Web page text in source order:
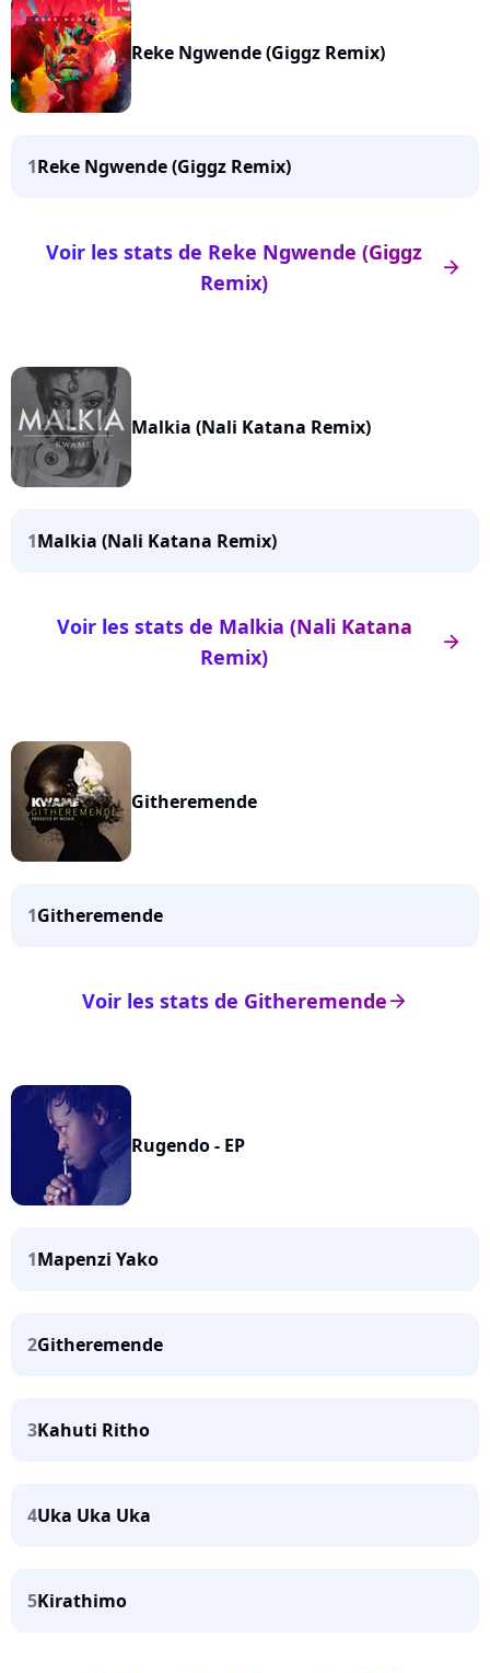
Reke Ngwende (Giggz Remix)
1Reke Ngwende (Giggz Remix)
arrow_right
Voir les stats de Reke Ngwende (Giggz
Remix)
Malkia (Nali Katana Remix)
1Malkia (Nali Katana Remix)
arrow_right
Voir les stats de Malkia (Nali Katana
Remix)
Githeremende
1Githeremende
arrow_right
Voir les stats de Githeremende
Rugendo - EP
1Mapenzi Yako
2Githeremende
3Kahuti Ritho
4Uka Uka Uka
5Kirathimo